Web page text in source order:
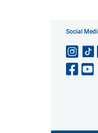
Social